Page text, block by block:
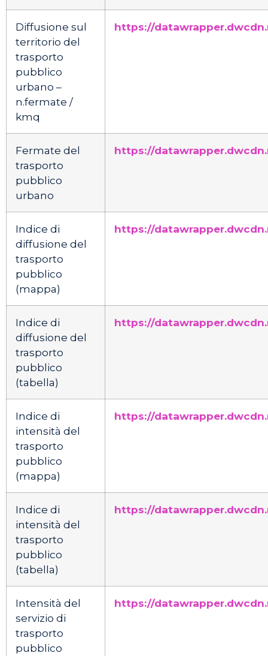
Diffusione sul
territorio del
trasporto
pubblico
urbano –
n.fermate /
kmq
https://
Fermate del
trasporto
pubblico
urbano
https://
Indice di
diffusione del
trasporto
pubblico
(mappa)
https://
Indice di
diffusione del
trasporto
pubblico
(tabella)
https://
Indice di
intensità del
trasporto
pubblico
(mappa)
https://
Indice di
intensità del
trasporto
pubblico
(tabella)
https://
Intensità del
servizio di
trasporto
pubblico
https://